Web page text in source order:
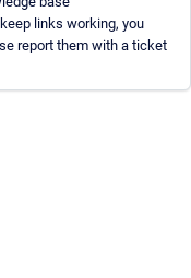
links working, you
report them with a ticket